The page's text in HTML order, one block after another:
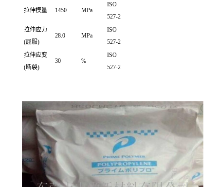
拉伸模量 1450 MPa
ISO
527-2
拉伸应力
(屈服)
28.0 MPa
ISO
527-2
拉伸应变
(断裂)
30 %
ISO
527-2